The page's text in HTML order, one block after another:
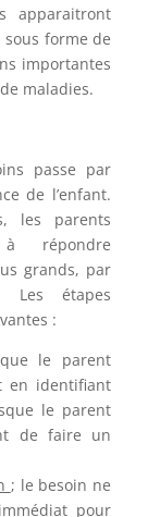
apparaitront
forme de
importantes
maladies.
passe par
de l’enfant.
les parents
répondre
grands, par
Les étapes
:
le parent
en identifiant
le parent
de faire un
; le besoin ne
pour